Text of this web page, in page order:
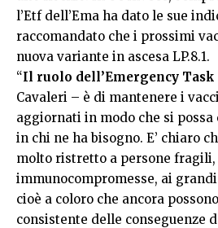
l’Etf dell’Ema ha dato le sue
raccomandato che i prossimi
nuova variante in ascesa LP.8.1.
“Il ruolo dell’Emergency Task
Cavaleri – è di mantenere i
aggiornati in modo che si
in chi ne ha bisogno. E’ chiaro
molto ristretto a persone fragili,
immunocompromesse, ai
cioè a coloro che ancora
consistente delle conseguenze